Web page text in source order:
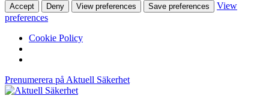
Accept Deny View preferences Save preferences
View
preferences
Cookie Policy
Prenumerera på Aktuell Säkerhet